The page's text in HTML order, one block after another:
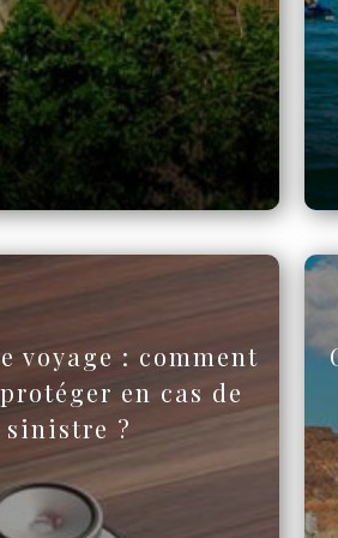
voyage : comment
en cas de
sinistre ?